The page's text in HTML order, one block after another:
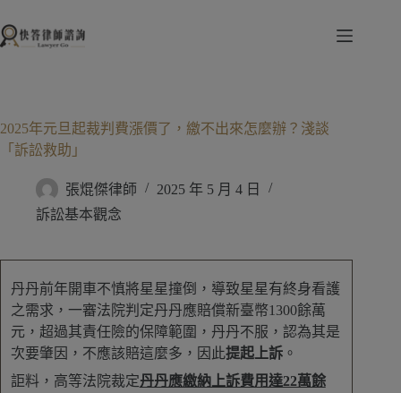
至
2025年元旦起裁判費漲價了，繳不出來怎麼辦？淺談
「訴訟救助」
張焜傑律師
2025 年 5 月 4 日
訴訟基本觀念
丹丹前年開車不慎將星星撞倒，導致星星有終身看護
之需求，一審法院判定丹丹應賠償新臺幣1300餘萬
元，超過其責任險的保障範圍，丹丹不服，認為其是
次要肇因，不應該賠這麼多，因此提起上訴。
詎料，高等法院裁定丹丹應繳納上訴費用達22萬餘